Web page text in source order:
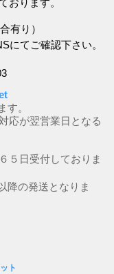
有り）
にてご確認下さい。
。
応が翌営業日となる
５日受付しておりま
降の発送となりま
ト